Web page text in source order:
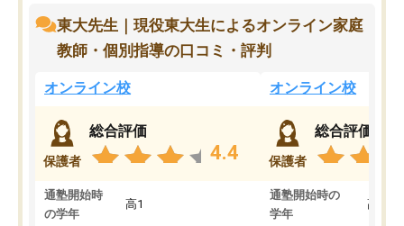
東大先生｜現役東大生によるオンライン家庭
教師・個別指導の口コミ・評判
オンライン校
保護者
総合評価
4.4
通塾開始時
の学年
高1
オンライン校
保護者
総合評価
通塾開始時の
学年
高3